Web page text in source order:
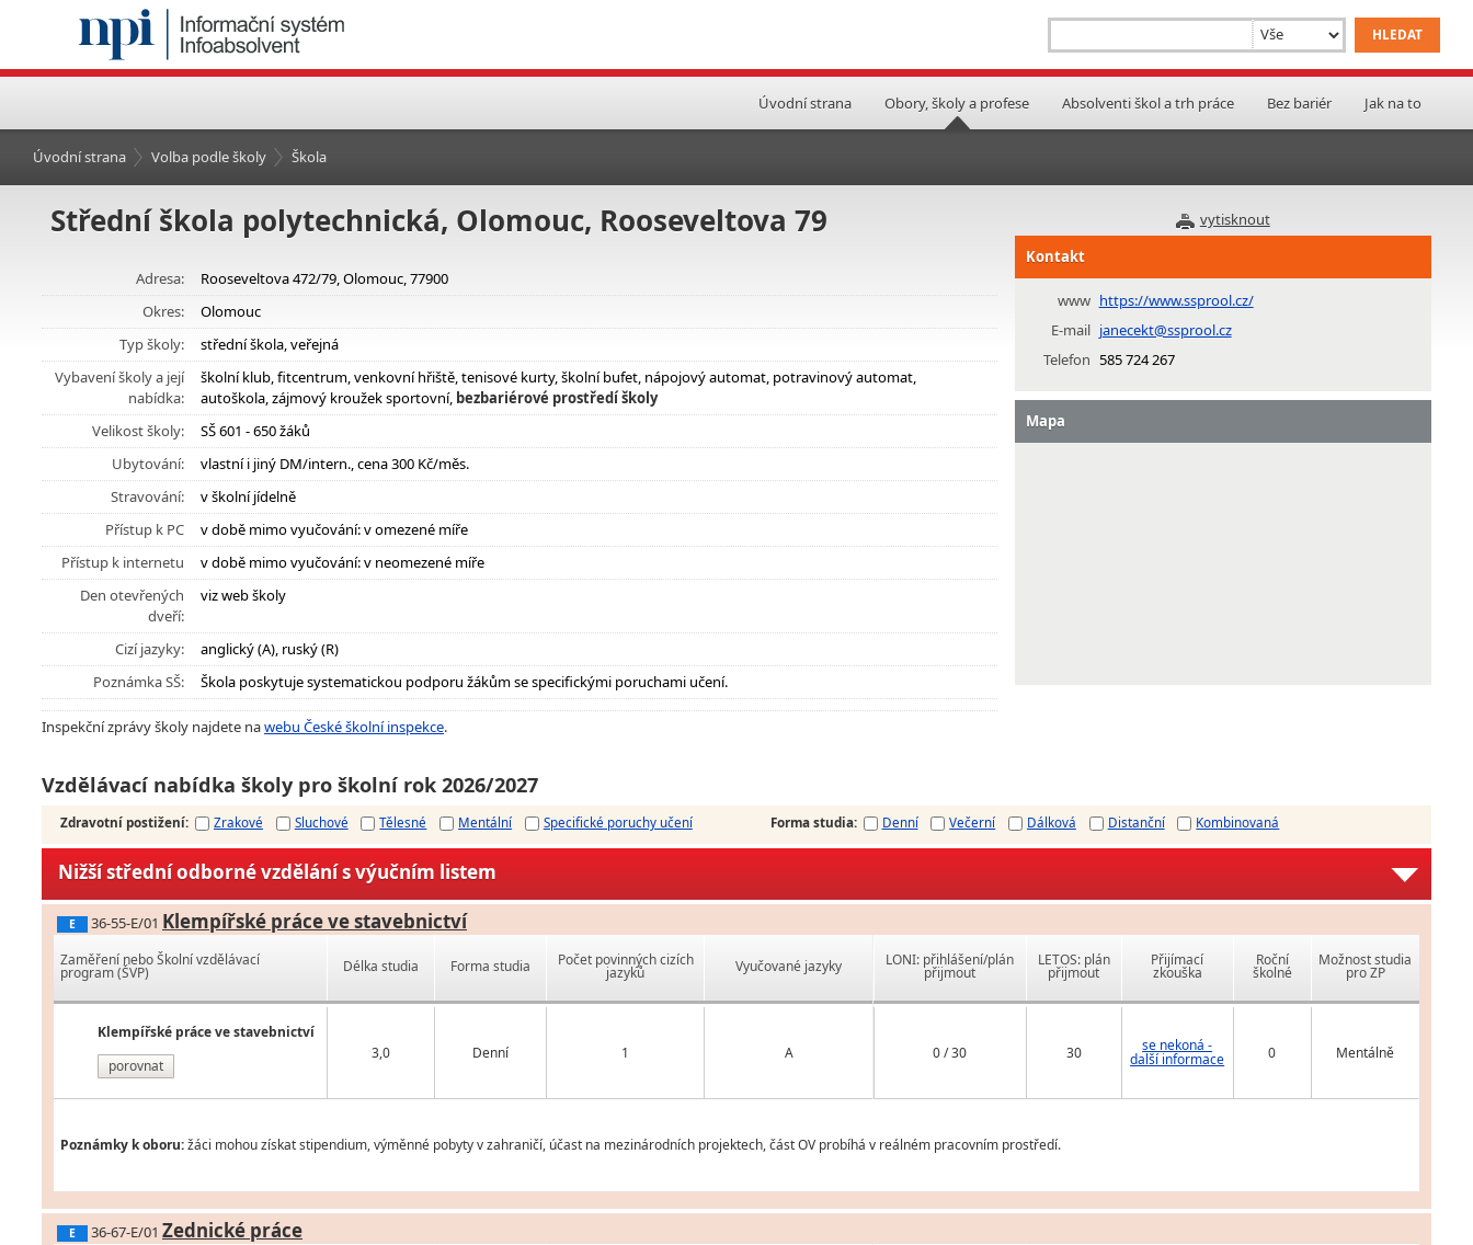
Úvodní strana Obory, školy a profese Absolventi škol a trh práce Bez bariér Jak na to
Úvodní strana Volba podle školy Škola
vytisknout
Střední škola polytechnická, Olomouc, Rooseveltova 79
Adresa:
Rooseveltova 472/79, Olomouc, 77900
Okres:
Olomouc
Typ školy:
střední škola, veřejná
Vybavení školy a její
nabídka:
školní klub, fitcentrum, venkovní hřiště, tenisové kurty, školní bufet, nápojový automat, potravinový automat,
autoškola, zájmový kroužek sportovní, bezbariérové prostředí školy
Velikost školy:
SŠ 601 - 650 žáků
Ubytování:
vlastní i jiný DM/intern., cena 300 Kč/měs.
Stravování:
v školní jídelně
Přístup k PC
v době mimo vyučování: v omezené míře
Přístup k internetu
v době mimo vyučování: v neomezené míře
Den otevřených
dveří:
viz web školy
Cizí jazyky:
anglický (A), ruský (R)
Poznámka SŠ:
Škola poskytuje systematickou podporu žákům se specifickými poruchami učení.
Inspekční zprávy školy najdete nawebu České školní inspekce.
Kontakt
www https://www.ssprool.cz/
E-mail janecekt@ssprool.cz
Telefon 585 724 267
Mapa
Vzdělávací nabídka školy pro školní rok 2026/2027
Zdravotní postižení: Zrakové Sluchové Tělesné Mentální Specifické poruchy učení Forma studia: Denní Večerní Dálková Distanční Kombinovaná
Nižší střední odborné vzdělání s výučním listem
E 36-55-E/01 Klempířské práce ve stavebnictví
Zaměření nebo Školní vzdělávací
program (ŠVP)
Klempířské práce ve stavebnictví
porovnat
Délka studia Forma studia Počet povinných cizích
jazyků Vyučované jazyky
3,0 Denní 1 A
LONI: přihlášení/plán
přijmout
LETOS: plán
přijmout
Přijímací
zkouška
Roční
školné
Možnost studia
pro ZP
0 / 30 30 se nekoná -
další informace 0 Mentálně
Poznámky k oboru:žáci mohou získat stipendium, výměnné pobyty v zahraničí, účast na mezinárodních projektech, část OV probíhá v reálném pracovním prostředí.
E 36-67-E/01 Zednické práce